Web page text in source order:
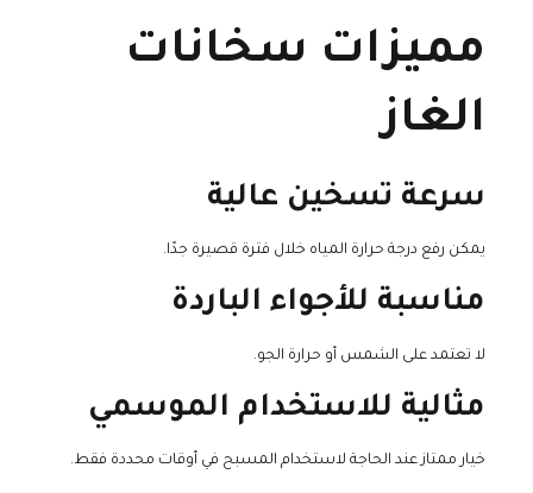
مميزات سخانات
الغاز
سرعة تسخين عالية
يمكن رفع درجة حرارة المياه خلال فترة قصيرة جدًا.
مناسبة للأجواء الباردة
لا تعتمد على الشمس أو حرارة الجو.
مثالية للاستخدام الموسمي
خيار ممتاز عند الحاجة لاستخدام المسبح في أوقات محددة فقط.